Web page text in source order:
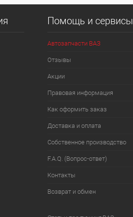
Помощь и сервисы
Автозапчасти ВАЗ
Отзывы
Акции
Правовая информация
Как оформить заказ
Доставка и оплата
Собственное производство
F.A.Q. (Вопрос-ответ)
Контакты
Возврат и обмен